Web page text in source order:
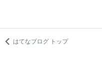
はてなブログ トップ